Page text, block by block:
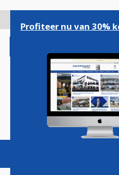
gaan
Magazine
Profiteer nu van 30%